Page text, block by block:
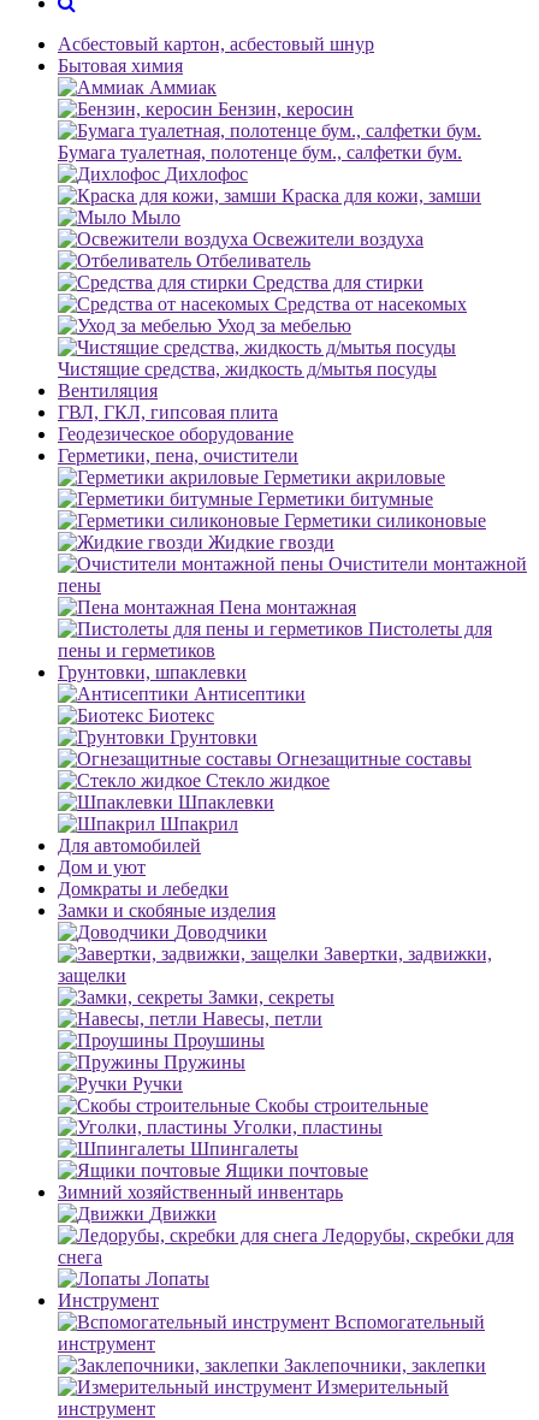
Асбестовый картон, асбестовый шнур
Бытовая химия
Аммиак
Бензин, керосин
Бумага туалетная, полотенце бум., салфетки бум.
Дихлофос
Краска для кожи, замши
Мыло
Освежители воздуха
Отбеливатель
Средства для стирки
Средства от насекомых
Уход за мебелью
Чистящие средства, жидкость д/мытья посуды
Вентиляция
ГВЛ, ГКЛ, гипсовая плита
Геодезическое оборудование
Герметики, пена, очистители
Герметики акриловые
Герметики битумные
Герметики силиконовые
Жидкие гвозди
Очистители монтажной
пены
Пена монтажная
Пистолеты для
пены и герметиков
Грунтовки, шпаклевки
Антисептики
Биотекс
Грунтовки
Огнезащитные составы
Стекло жидкое
Шпаклевки
Шпакрил
Для автомобилей
Дом и уют
Домкраты и лебедки
Замки и скобяные изделия
Доводчики
Завертки, задвижки,
защелки
Замки, секреты
Навесы, петли
Проушины
Пружины
Ручки
Скобы строительные
Уголки, пластины
Шпингалеты
Ящики почтовые
Зимний хозяйственный инвентарь
Движки
Ледорубы, скребки для
снега
Лопаты
Инструмент
Вспомогательный
инструмент
Заклепочники, заклепки
Измерительный
инструмент